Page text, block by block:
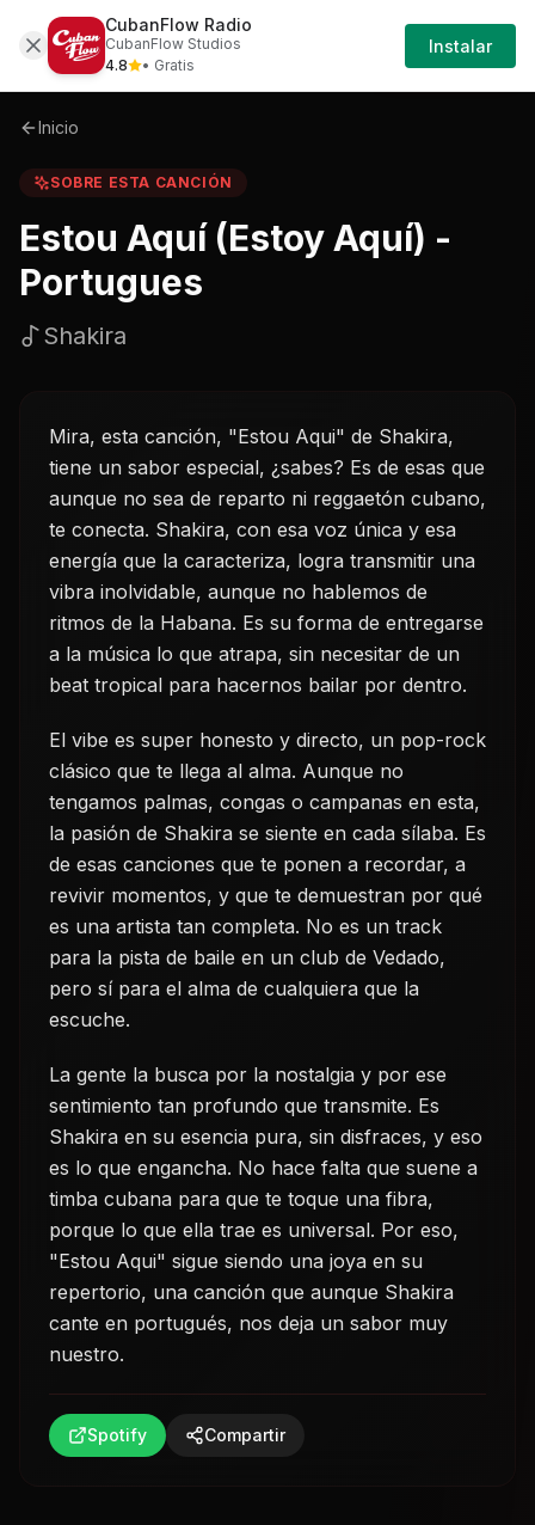
Sobre Estou-aqui-estoy-aqui---portugues-
Iniciar
Sesión
Inicio
SOBRE ESTA CANCIÓN
Estou Aquí (Estoy Aquí) -
Portugues
Shakira
Mira, esta canción, "Estou Aqui" de Shakira,
tiene un sabor especial, ¿sabes? Es de esas que
aunque no sea de reparto ni reggaetón cubano,
te conecta. Shakira, con esa voz única y esa
energía que la caracteriza, logra transmitir una
vibra inolvidable, aunque no hablemos de
ritmos de la Habana. Es su forma de entregarse
a la música lo que atrapa, sin necesitar de un
beat tropical para hacernos bailar por dentro.
El vibe es super honesto y directo, un pop-rock
clásico que te llega al alma. Aunque no
tengamos palmas, congas o campanas en esta,
la pasión de Shakira se siente en cada sílaba. Es
de esas canciones que te ponen a recordar, a
revivir momentos, y que te demuestran por qué
es una artista tan completa. No es un track
para la pista de baile en un club de Vedado,
pero sí para el alma de cualquiera que la
escuche.
La gente la busca por la nostalgia y por ese
sentimiento tan profundo que transmite. Es
Shakira en su esencia pura, sin disfraces, y eso
es lo que engancha. No hace falta que suene a
timba cubana para que te toque una fibra,
porque lo que ella trae es universal. Por eso,
"Estou Aqui" sigue siendo una joya en su
repertorio, una canción que aunque Shakira
cante en portugués, nos deja un sabor muy
nuestro.
Spotify Compartir
CubanFlow Radio
CubanFlow Studios
4.8
• Gratis
Instalar